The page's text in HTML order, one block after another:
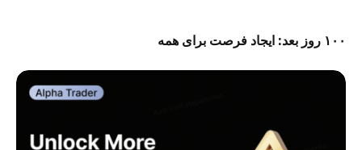
۱۰۰ روز بعد: ایجاد فرصت برای همه